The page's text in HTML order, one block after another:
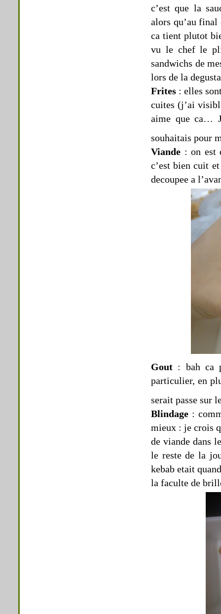
c’est que la
alors qu’au final
ca tient plutot
vu le chef le
sandwichs de
lors de la
Frites : elles
cuites (j’ai
aime que ca…
souhaitais pour
Viande : on est
c’est bien cuit
decoupee a
Gout : bah ca
particulier, en
serait passe sur
Blindage :
mieux : je crois
de viande dans
le reste de la
kebab etait
la faculte de